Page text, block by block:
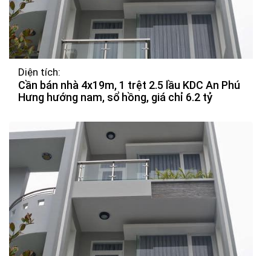
Diện tích:
Cần bán nhà 4x19m, 1 trệt 2.5 lầu KDC An Phú
Hưng hướng nam, sổ hồng, giá chỉ 6.2 tỷ